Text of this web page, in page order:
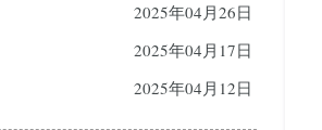
2025年04月26日
2025年04月17日
2025年04月12日